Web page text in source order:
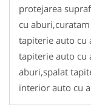
protejarea
cu
tapiterie auto cu
tapiterie auto cu
aburi,spalat
interior auto cu